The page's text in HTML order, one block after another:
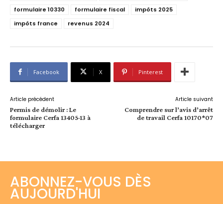
formulaire 10330
formulaire fiscal
impôts 2025
impôts france
revenus 2024
Facebook X Pinterest
Article précédent
Permis de démolir : Le
formulaire Cerfa 13405·13 à
télécharger
Article suivant
Comprendre sur l’avis d’arrêt
de travail Cerfa 10170*07
ABONNEZ-VOUS DÈS
AUJOURD'HUI